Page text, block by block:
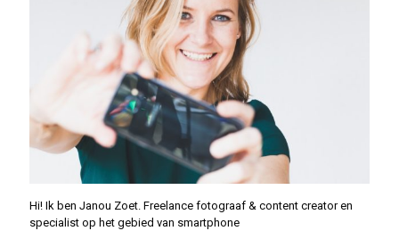
Hi! Ik ben Janou Zoet. Freelance fotograaf & content creator en
specialist op het gebied van smartphone